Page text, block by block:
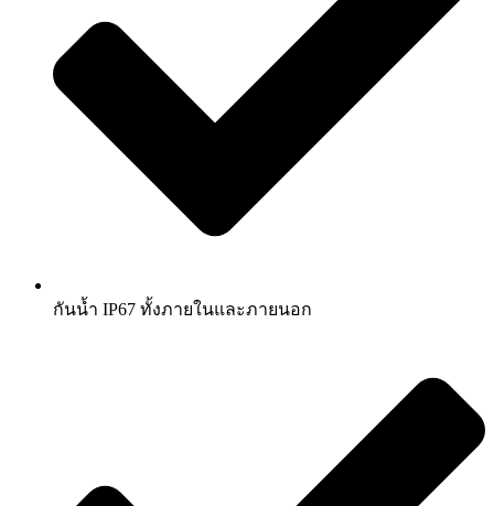
กันน้ำ IP67 ทั้งภายในและภายนอก